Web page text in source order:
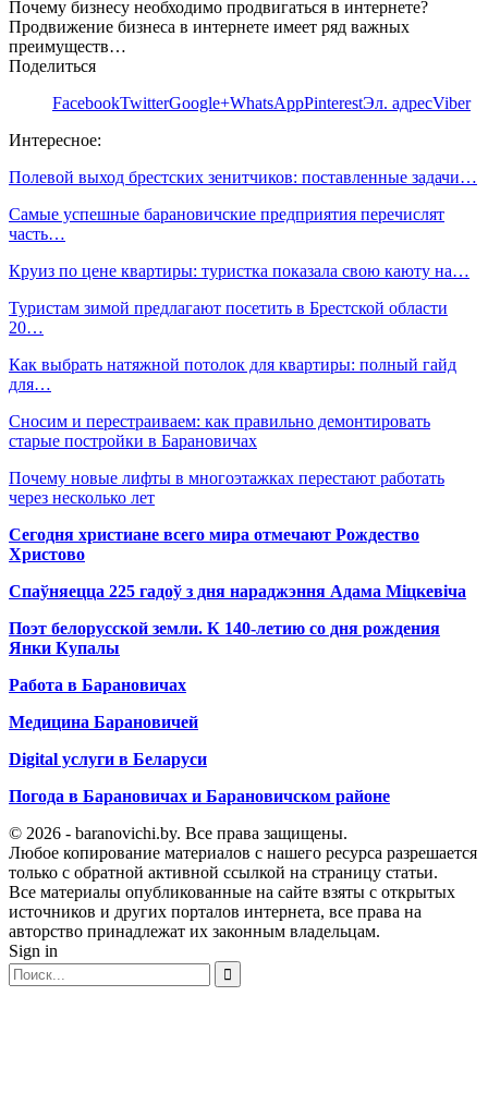
Почему бизнесу необходимо продвигаться в интернете?
Продвижение бизнеса в интернете имеет ряд важных
преимуществ…
Поделиться
FacebookTwitterGoogle+WhatsAppPinterestЭл. адресViber
Интересное:
Полевой выход брестских зенитчиков: поставленные задачи…
Самые успешные барановичские предприятия перечислят
часть…
Круиз по цене квартиры: туристка показала свою каюту на…
Туристам зимой предлагают посетить в Брестской области
20…
Как выбрать натяжной потолок для квартиры: полный гайд
для…
Сносим и перестраиваем: как правильно демонтировать
старые постройки в Барановичах
Почему новые лифты в многоэтажках перестают работать
через несколько лет
Сегодня христиане всего мира отмечают Рождество
Христово
Спаўняецца 225 гадоў з дня нараджэння Адама Міцкевіча
Поэт белорусской земли. К 140-летию со дня рождения
Янки Купалы
Работа в Барановичах
Медицина Барановичей
Digital услуги в Беларуси
Погода в Барановичах и Барановичском районе
© 2026 - baranovichi.by. Все права защищены.
Любое копирование материалов с нашего ресурса разрешается
только с обратной активной ссылкой на страницу статьи.
Все материалы опубликованные на сайте взяты с открытых
источников и других порталов интернета, все права на
авторство принадлежат их законным владельцам.
Sign in